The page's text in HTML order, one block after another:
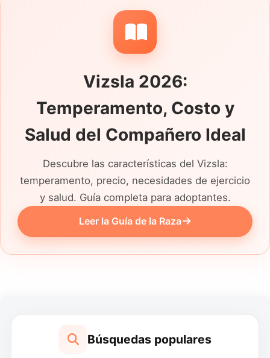
mucho más útil que una lista de virtudes de
Vizsla 2026:
Temperamento, Costo y
Salud del Compañero Ideal
Descubre las características del Vizsla:
temperamento, precio, necesidades de ejercicio
y salud. Guía completa para adoptantes.
Leer la Guía de la Raza
Búsquedas populares